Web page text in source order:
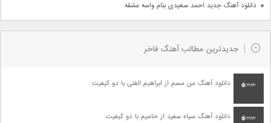
دانلود آهنگ جدید احمد سعیدی بنام واسه عشقه
جدیدترین مطالب آهنگ فاخر
دانلود آهنگ من مسم از ابراهیم الفتی با دو کیفیت
دانلود آهنگ سیاه سفید از حامیم با دو کیفیت